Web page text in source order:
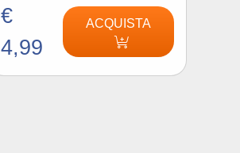
€
4,99
ACQUISTA